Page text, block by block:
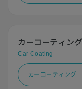
カーコーティング
Car Coating
カーコーティング